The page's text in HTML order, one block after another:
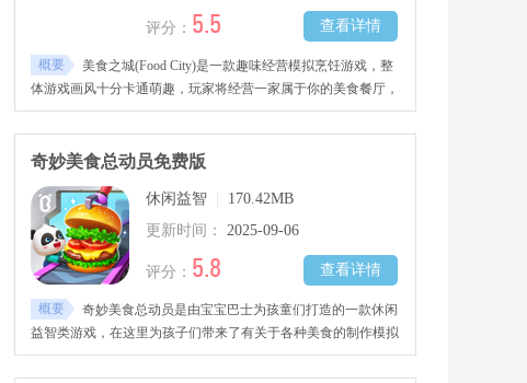
查看详情
评分： 5.5
概要
美食之城(Food City)是一款趣味经营模拟烹饪游戏，整
体游戏画风十分卡通萌趣，玩家将经营一家属于你的美食餐厅，
支持自由发挥创意装修设计你的主题店铺，解锁收集更多不同美
食的食谱，根据食谱收集丰富的食材、原材料、调味品等进行烹
饪，制作出美味可口的佳肴，赚取丰厚钱财，感兴趣的玩家千万
奇妙美食总动员免费版
休闲益智
170.42MB
更新时间：
2025-09-06
查看详情
评分： 5.8
概要
奇妙美食总动员是由宝宝巴士为孩童们打造的一款休闲
益智类游戏，在这里为孩子们带来了有关于各种美食的制作模拟
游戏。